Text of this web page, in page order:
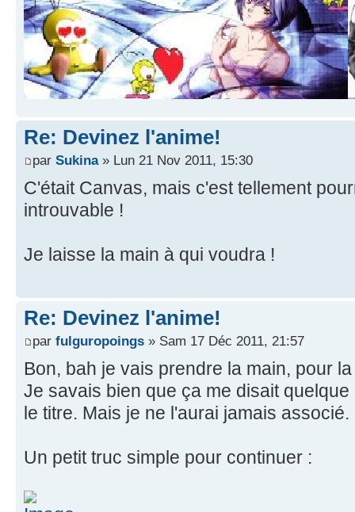
Re: Devinez l'anime!
par Sukina» Lun 21 Nov 2011, 15:30
C'était Canvas, mais c'est tellement
introuvable !
Je laisse la main à qui voudra !
Re: Devinez l'anime!
par fulguropoings » Sam 17 Déc 2011, 21:57
Bon, bah je vais prendre la main, pour
Je savais bien que ça me disait
le titre. Mais je ne l'aurai jamais associé.
Un petit truc simple pour continuer :